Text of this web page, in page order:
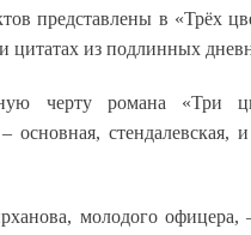
представлены в «Трёх
из подлинных
черту романа «Три
стендалевская, и
молодого